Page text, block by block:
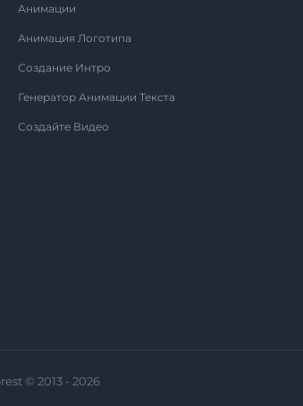
Анимации
Анимация Логотипа
Создание Интро
Генератор Анимации Текста
Создайте Видео
© 2013 - 2026